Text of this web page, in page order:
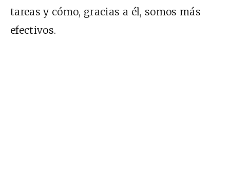
tareas y cómo, gracias a él, somos más
efectivos.